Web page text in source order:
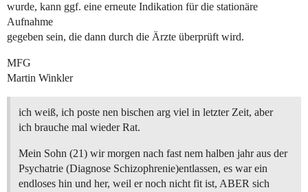
wurde, kann ggf. eine erneute Indikation für die stationäre
Aufnahme
gegeben sein, die dann durch die Ärzte überprüft wird.
MFG
Martin Winkler
ich weiß, ich poste nen bischen arg viel in letzter Zeit, aber
ich brauche mal wieder Rat.
Mein Sohn (21) wir morgen nach fast nem halben jahr aus der
Psychatrie (Diagnose Schizophrenie)entlassen, es war ein
endloses hin und her, weil er noch nicht fit ist, ABER sich